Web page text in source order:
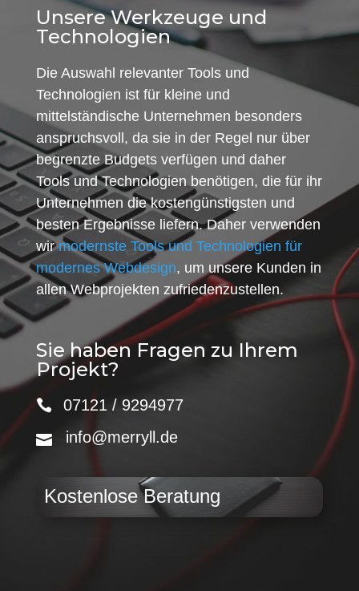
Unsere Werkzeuge und
Technologien
Die Auswahl relevanter Tools und
Technologien ist für kleine und
mittelständische Unternehmen besonders
anspruchsvoll, da sie in der Regel nur über
begrenzte Budgets verfügen und daher
Tools und Technologien benötigen, die für ihr
Unternehmen die kostengünstigsten und
besten Ergebnisse liefern. Daher verwenden
wirmodernste Tools und Technologien für
modernes Webdesign, um unsere Kunden in
allen Webprojekten zufriedenzustellen.
Sie haben Fragen zu Ihrem
Projekt?
07121 / 9294977
info@merryll.de
Kostenlose Beratung